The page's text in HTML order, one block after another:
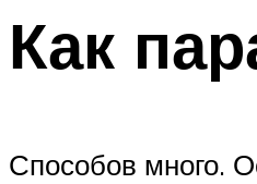
Как
Способов много.